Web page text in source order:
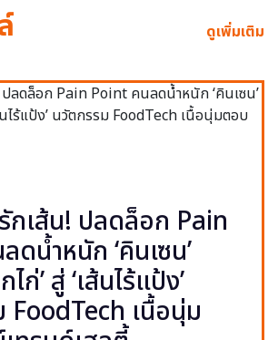
ดูเพิ่มเติม
เส้น! ปลดล็อก Pain
ดน้ำหนัก ‘คินเซน’
ก่’ สู่ ‘เส้นไร้แป้ง’
FoodTech เนื้อนุ่ม